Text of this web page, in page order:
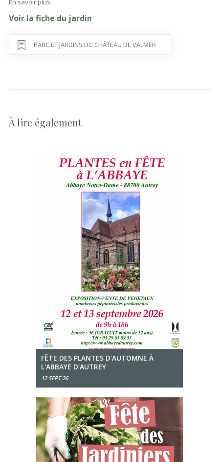
En savoir plus
Voir la fiche du jardin
PARC ET JARDINS DU CHÂTEAU DE VALMER
À lire également
FÊTE DES PLANTES D'AUTOMNE À
L'ABBAYE D'AUTREY
12 SEPT 26